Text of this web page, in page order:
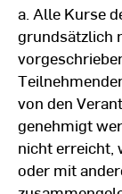
a. Alle Kurse
grundsätzlich
von den
genehmigt
nicht erreicht,
oder mit